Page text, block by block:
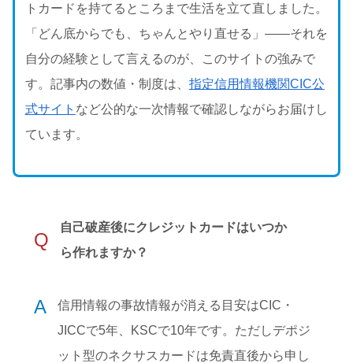
トカードを持てるところまで生活を立て直しました。
「どん底からでも、ちゃんとやり直せる」——それを
自分の経験として言えるのが、このサイトの強みで
す。記事内の数値・制度は、 指定信用情報機関CIC公
式サイト など公的な一次情報で確認しながらお届けし
ています。
Q
自己破産後にクレジットカードはいつか
ら作れますか？
A
信用情報の事故情報が消える目安はCIC・
JICCで5年、KSCで10年です。ただしデポジ
ット型のネクサスカードは免責直後から申し